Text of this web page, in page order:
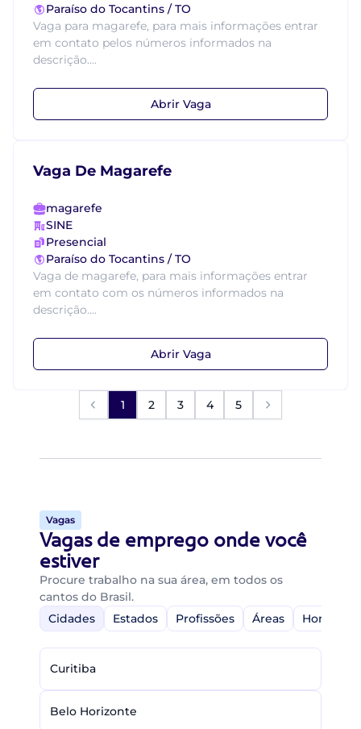
Paraíso do Tocantins / TO
Vaga para magarefe, para mais informações entrar
em contato pelos números informados na
descrição....
Abrir Vaga
Vaga De Magarefe
magarefe
SINE
Presencial
Paraíso do Tocantins / TO
Vaga de magarefe, para mais informações entrar
em contato com os números informados na
descrição....
Abrir Vaga
1 2 3 4 5
Vagas
Vagas de emprego onde você
estiver
Procure trabalho na sua área, em todos os
cantos do Brasil.
Cidades
Estados Profissões Áreas Home-
Curitiba
Belo Horizonte